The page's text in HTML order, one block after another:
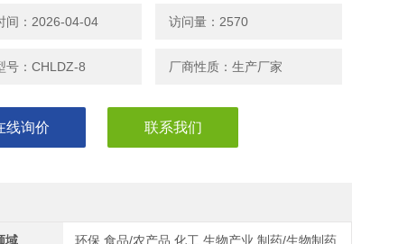
间：2026-04-04 访问量：2570
号：CHLDZ-8 厂商性质：生产厂家
线询价 联系我们
域 环保,食品/农产品,化工,生物产业,制药/生物制药